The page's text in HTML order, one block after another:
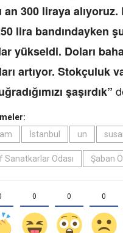
an 300 liraya
lira bandındayken
yükseldi. Doları
artıyor. Stokçuluk
şaşırdık”
İstanbul un
Sanatkarlar Odası Şaban
0 0 0